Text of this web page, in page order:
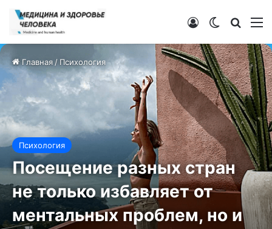
Switch skin
Войти
Главная/ Психология
Психология
Посещение разных стран
не только избавляет от
ментальных проблем, но и